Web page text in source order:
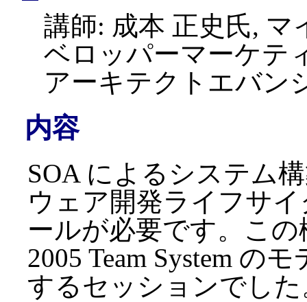
講師: 成本 正史氏,
ベロッパーマーケ
アーキテクトエバン
内容
SOA によるシステム
ウェア開発ライフサ
ールが必要です。この
2005 Team System の
するセッションでした